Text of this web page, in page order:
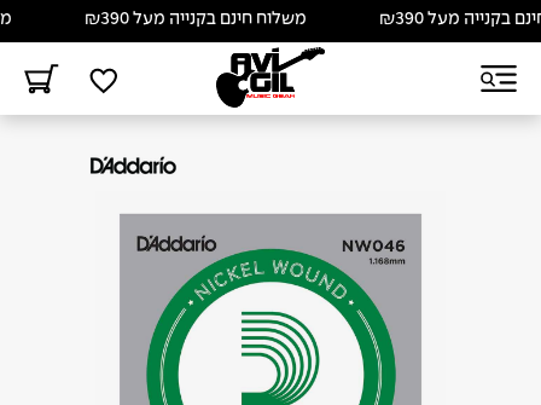
מעל ₪390 משלוח חינם בקנייה מעל ₪390